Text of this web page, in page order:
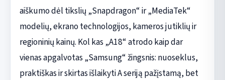
aiškumo dėl tikslių „Snapdragon“ ir „MediaTek“
modelių, ekrano technologijos, kameros jutiklių ir
regioninių kainų. Kol kas „A18“ atrodo kaip dar
vienas apgalvotas „Samsung“ žingsnis: nuoseklus,
praktiškas ir skirtas išlaikyti A seriją pažįstamą, bet